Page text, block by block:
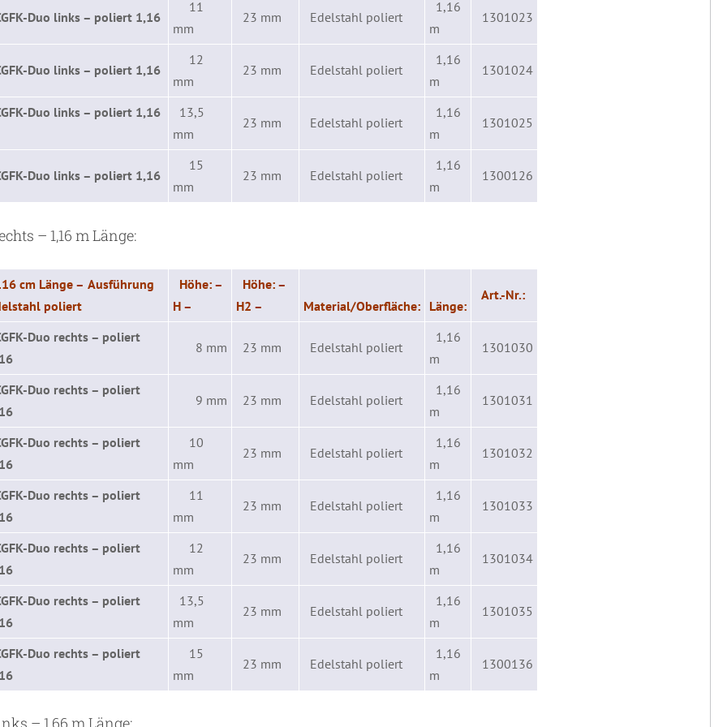
Duo links – poliert 1,16
11
mm
23 mm Edelstahl poliert
1,16
m
1301023
Duo links – poliert 1,16
12
mm
23 mm Edelstahl poliert
1,16
m
1301024
Duo links – poliert 1,16
13,5
mm
23 mm Edelstahl poliert
1,16
m
1301025
Duo links – poliert 1,16
15
mm
23 mm Edelstahl poliert
1,16
m
1300126
– 1,16 m Länge:
cm Länge – Ausführung
poliert
Höhe: –
H –
Höhe: –
H2 –
Material/Oberfläche: Länge:
Art.-Nr.:
Duo rechts – poliert
8 mm 23 mm Edelstahl poliert
1,16
m
1301030
Duo rechts – poliert
9 mm 23 mm Edelstahl poliert
1,16
m
1301031
Duo rechts – poliert
10
mm
23 mm Edelstahl poliert
1,16
m
1301032
Duo rechts – poliert
11
mm
23 mm Edelstahl poliert
1,16
m
1301033
Duo rechts – poliert
12
mm
23 mm Edelstahl poliert
1,16
m
1301034
Duo rechts – poliert
13,5
mm
23 mm Edelstahl poliert
1,16
m
1301035
Duo rechts – poliert
15
mm
23 mm Edelstahl poliert
1,16
m
1300136